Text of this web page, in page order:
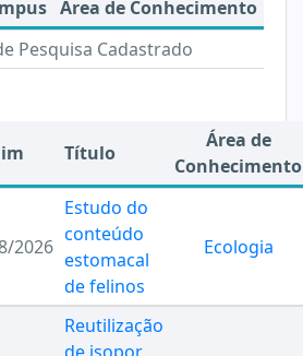
Área de Conhecimento
Pesquisa Cadastrado
Título
Área de
Conhecimento
2026
Estudo do
conteúdo
estomacal
de felinos
Ecologia
Reutilização